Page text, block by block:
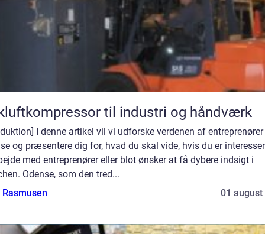
til industri og håndværk
I denne artikel vil vi udforske verdenen af
og præsentere dig for, hvad du skal vide, hvis du er
med entreprenører eller blot ønsker at få dybere indsigt i
Odense, som den tred...
01 august